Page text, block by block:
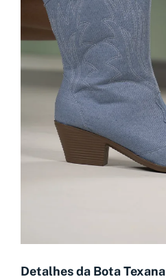
Detalhes da Bota Texana